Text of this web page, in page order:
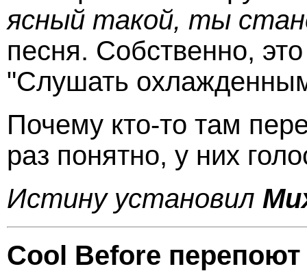
ясный такой, ты
песня. Собственно,
"Слушать
Почему кто-то там
раз понятно, у них
Истину установил
Cool Before